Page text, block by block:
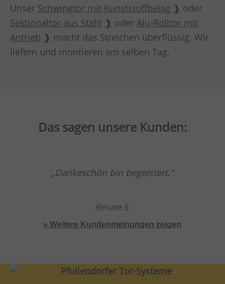
Unser Schwingtor mit Kunststoffbelag
oder
Sektionaltor aus Stahl
oder Alu-Rolltor mit
Antrieb
macht das Streichen überflüssig. Wir
liefern und montieren am selben Tag.
Das sagen unsere Kunden:
Dankeschön bin begeistert.
Renate S.
» Weitere Kundenmeinungen zeigen